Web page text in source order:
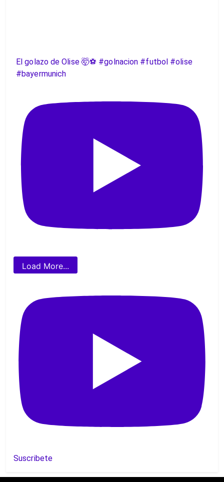
El golazo de Olise 🤯⚽️ #golnacion #futbol #olise
#bayermunich
Load More...
Suscribete